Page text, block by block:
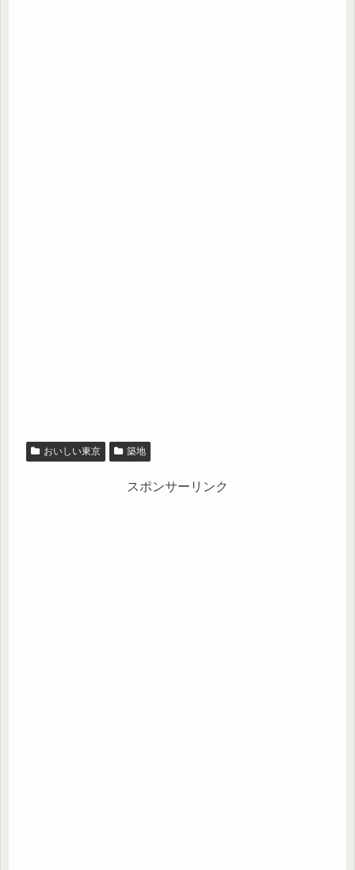
おいしい東京 築地
スポンサーリンク